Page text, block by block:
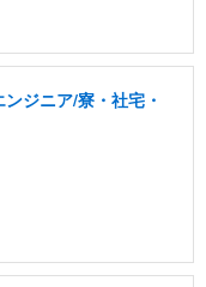
ジニア/寮・社宅・